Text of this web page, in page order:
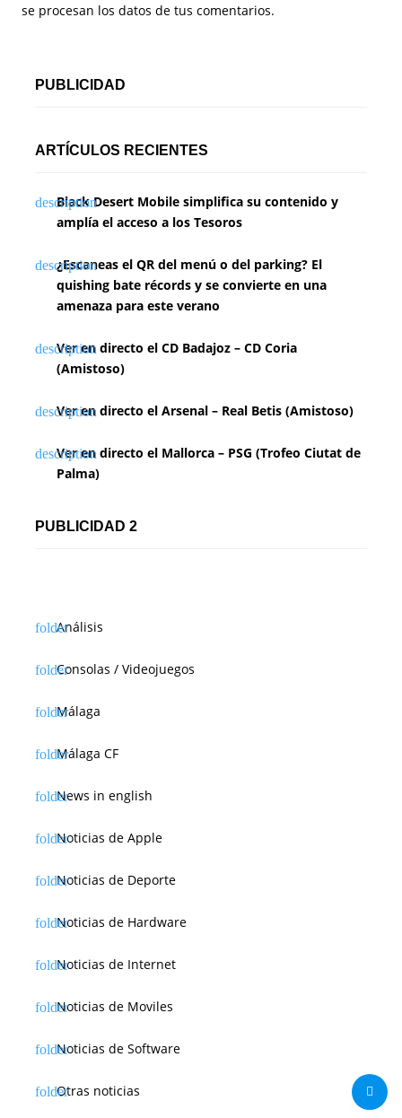
se procesan los datos de tus comentarios.
PUBLICIDAD
ARTÍCULOS RECIENTES
Black Desert Mobile simplifica su contenido y
amplía el acceso a los Tesoros
¿Escaneas el QR del menú o del parking? El
quishing bate récords y se convierte en una
amenaza para este verano
Ver en directo el CD Badajoz – CD Coria
(Amistoso)
Ver en directo el Arsenal – Real Betis (Amistoso)
Ver en directo el Mallorca – PSG (Trofeo Ciutat de
Palma)
PUBLICIDAD 2
Análisis
Consolas / Videojuegos
Málaga
Málaga CF
News in english
Noticias de Apple
Noticias de Deporte
Noticias de Hardware
Noticias de Internet
Noticias de Moviles
Noticias de Software
Otras noticias